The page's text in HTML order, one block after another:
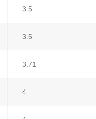
3.5
3.5
3.71
4